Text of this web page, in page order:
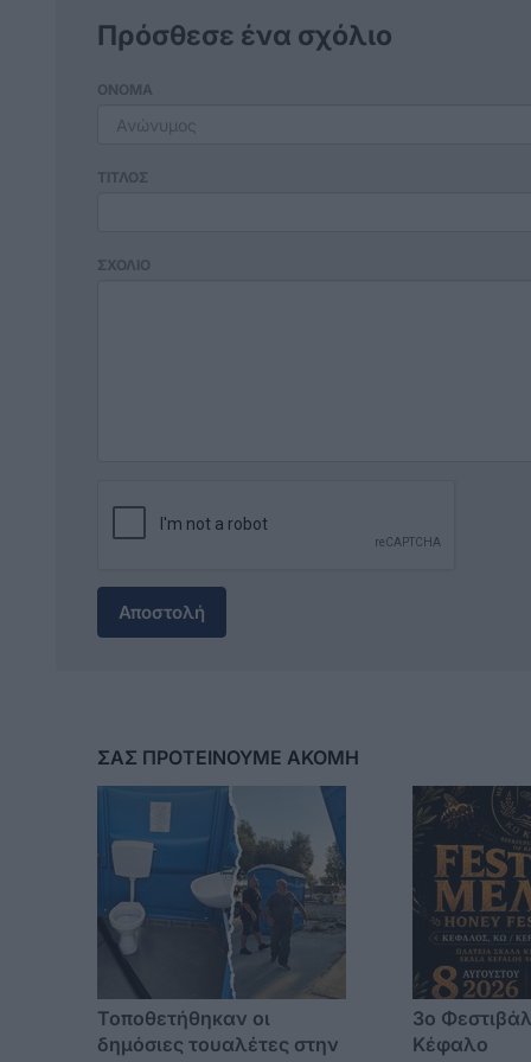
Πρόσθεσε ένα σχόλιο
ΟΝΟΜΑ
ΤΙΤΛΟΣ
ΣΧΟΛΙΟ
Αποστολή
ΣΑΣ ΠΡΟΤΕΙΝΟΥΜΕ ΑΚΟΜΗ
Τοποθετήθηκαν οι
δημόσιες τουαλέτες στην
3o
Κέφαλο